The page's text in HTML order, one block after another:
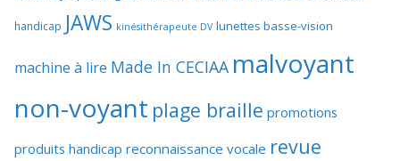
handicap JAWS kinésithérapeute DV lunettes basse-vision
machine à lire Made In CECIAA malvoyant
non-voyant plage braille promotions
produits handicap reconnaissance vocale revue